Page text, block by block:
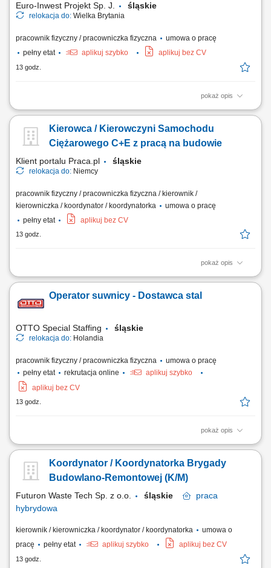
Euro-Inwest Projekt Sp. J. śląskie
relokacja do: Wielka Brytania
pracownik fizyczny / pracowniczka fizyczna
umowa o pracę
pełny etat
aplikuj szybko aplikuj bez CV
13 godz.
pokaż opis
Budowa i instalacja tras kablowych. Montaż linii kablowych oraz
elektrycznych. Instalacja i podłączanie urządzeń sterowania i
oświetlenia. Montaż i okablowanie szaf i rozdzielnic sterowniczych.
Kierowca / Kierowczyni Samochodu
Ciężarowego C+E z pracą na budowie
Klient portalu Praca.pl śląskie
relokacja do: Niemcy
pracownik fizyczny / pracowniczka fizyczna / kierownik /
kierowniczka / koordynator / koordynatorka
umowa o pracę
pełny etat
aplikuj bez CV
13 godz.
pokaż opis
Bezpieczny transport materiałów budowlanych, ciężkich maszyn oraz
terenie Niemiec. Obsługa powierzonego zestawu ciężarowego oraz
dbanie o prawidłowe zabezpieczenie ładunku przed drogą. Aktywny
Operator suwnicy - Dostawca stal
OTTO Special Staffing śląskie
relokacja do: Holandia
pracownik fizyczny / pracowniczka fizyczna
umowa o pracę
pełny etat
rekrutacja online
aplikuj szybko
aplikuj bez CV
13 godz.
pokaż opis
Twoje codzienne zadania Będziesz obsługiwać zamówienia klientów i
zamówienia na metalowe rury i rurki na podstawie otrzymanej listy.
Umieszczaj produkty stalowe na ciężarówkach lub paletach, w
Koordynator / Koordynatorka Brygady
Budowlano-Remontowej (K/M)
Futuron Waste Tech Sp. z o.o. śląskie
praca
hybrydowa
kierownik / kierowniczka / koordynator / koordynatorka
umowa o
pracę
pełny etat aplikuj szybko aplikuj bez CV
13 godz.